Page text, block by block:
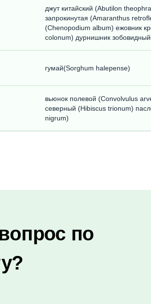
джут китайский (Abutilon
запрокинутая (Amaranthus
(Chenopodium album) ежовник
colonum) дурнишник
гумай(Sorghum halepense)
вьюнок полевой (Convolvulus
северный (Hibiscus trionum)
nigrum)
по